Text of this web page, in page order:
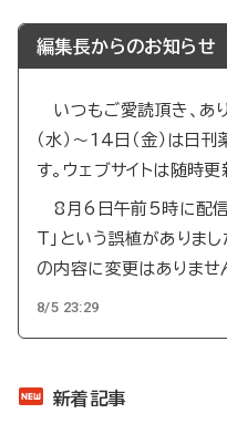
編集長からのお知らせ
いつもご愛読頂き、あ
（水）～14日（金）は日
す。ウェブサイトは随時更
8月6日午前5時に配信
T」という誤植がありま
の内容に変更はありませ
8/5 23:29
新着記事